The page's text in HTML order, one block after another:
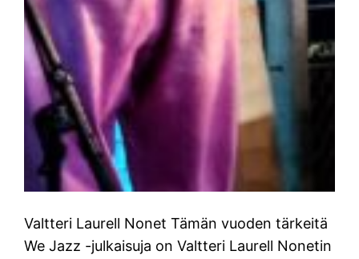
Valtteri Laurell Nonet Tämän vuoden tärkeitä
We Jazz -julkaisuja on Valtteri Laurell Nonetin